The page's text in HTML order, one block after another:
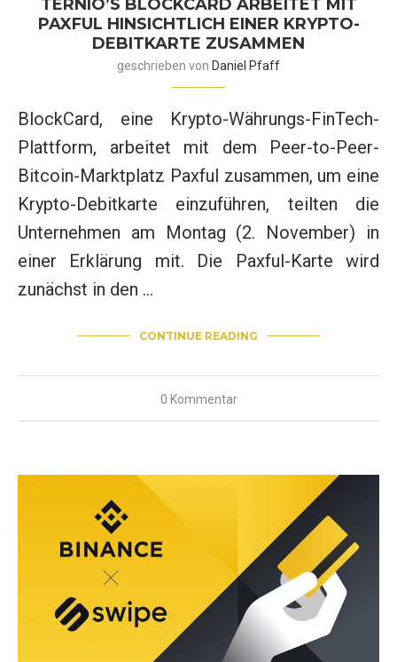
TERNIO’S BLOCKCARD ARBEITET MIT
PAXFUL HINSICHTLICH EINER KRYPTO-
DEBITKARTE ZUSAMMEN
geschrieben von Daniel Pfaff
BlockCard, eine Krypto-Währungs-FinTech-
Plattform, arbeitet mit dem Peer-to-Peer-
Bitcoin-Marktplatz Paxful zusammen, um eine
Krypto-Debitkarte einzuführen, teilten die
Unternehmen am Montag (2. November) in
einer Erklärung mit. Die Paxful-Karte wird
zunächst in den …
CONTINUE READING
0 Kommentar